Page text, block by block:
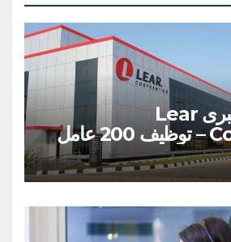
فرص عمل كبرى Lear
Corporation – توظيف 200 عامل